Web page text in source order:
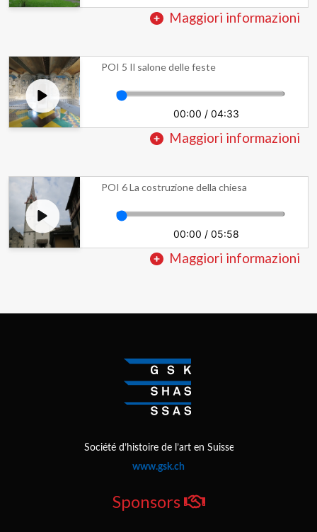
Maggiori informazioni
POI 5 Il salone delle feste
00:00 / 04:33
Maggiori informazioni
POI 6 La costruzione della chiesa
00:00 / 05:58
Maggiori informazioni
Sponsors